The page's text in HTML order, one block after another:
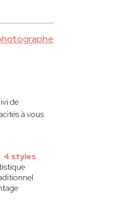
de
à vous
4 styles